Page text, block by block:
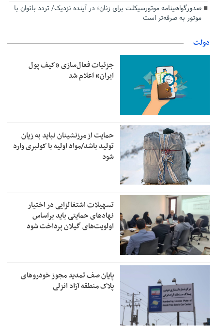
صدورگواهینامه موتورسیکلت برای زنان؛ در آینده نزدیک/ تردد بانوان با
موتور به‌ صرفه‌تر است
دولت
جزئیات فعال‌سازی «کیف پول
ایران» اعلام شد
حمایت از مرزنشینان نباید به زیان
تولید باشد/مواد اولیه با کولبری وارد
شود
تسهیلات اشتغالزایی در اختیار
نهادهای حمایتی باید براساس
اولویت‌های گیلان پرداخت شود
پایان صف تمدید مجوز خودروهای
پلاک منطقه آزاد انزلی